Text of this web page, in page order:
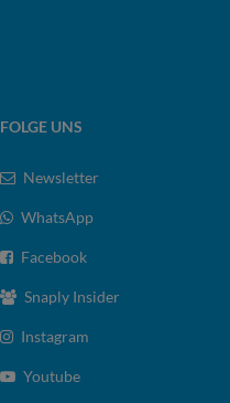
FOLGE UNS
Newsletter
WhatsApp
Facebook
Snaply Insider
Instagram
Youtube